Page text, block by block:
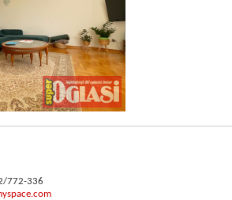
772-336